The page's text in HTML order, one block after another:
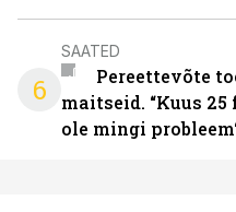
6
SAATED
Pereettevõte
maitseid. “Kuus
ole mingi